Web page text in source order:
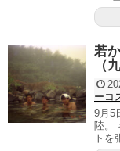
若
（
ーコ
9月5
陸。
ト